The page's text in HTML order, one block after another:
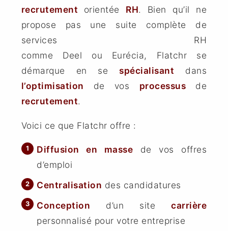
recrutement orientée RH. Bien qu’il ne
propose pas une suite complète de
services RH
comme Deel ou Eurécia, Flatchr se
démarque en sespécialisant dans
l’optimisation de vos processus de
recrutement.
Voici ce que Flatchr offre :
Diffusion en masse de vos offres
d’emploi
Centralisation des candidatures
Conception d’un sitecarrière
personnalisé pour votre entreprise